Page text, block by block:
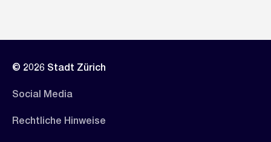
© 2026 Stadt Zürich
Social Media
Rechtliche Hinweise